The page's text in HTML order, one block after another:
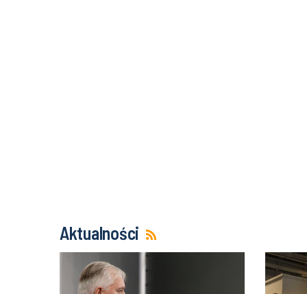
Aktualności